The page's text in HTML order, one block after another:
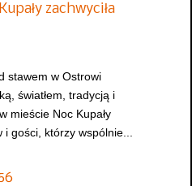
zachwyciła
stawem w Ostrowi
światłem, tradycją i
mieście Noc Kupały
i gości, którzy wspólnie...